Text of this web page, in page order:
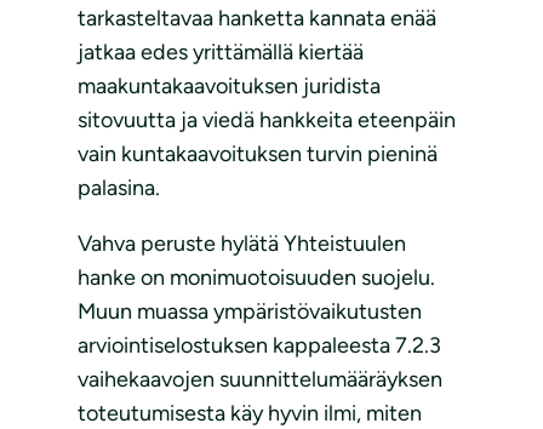
tarkasteltavaa hanketta kannata enää
jatkaa edes yrittämällä kiertää
maakuntakaavoituksen juridista
sitovuutta ja viedä hankkeita eteenpäin
vain kuntakaavoituksen turvin pieninä
palasina.
Vahva peruste hylätä Yhteistuulen
hanke on monimuotoisuuden suojelu.
Muun muassa ympäristövaikutusten
arviointiselostuksen kappaleesta 7.2.3
vaihekaavojen suunnittelumääräyksen
toteutumisesta käy hyvin ilmi, miten